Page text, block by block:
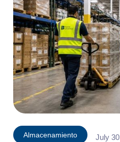
Almacenamiento July